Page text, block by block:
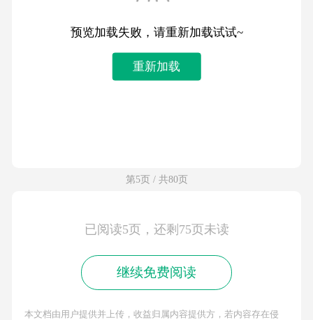
预览加载失败，请重新加载试试~
重新加载
第5页 / 共80页
已阅读5页，还剩75页未读
继续免费阅读
本文档由用户提供并上传，收益归属内容提供方，若内容存在侵